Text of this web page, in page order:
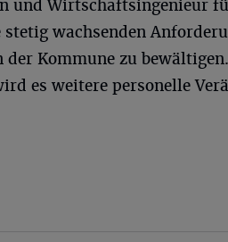
und Wirtschaftsingenieur
wachsenden
Kommune zu
es weitere personelle